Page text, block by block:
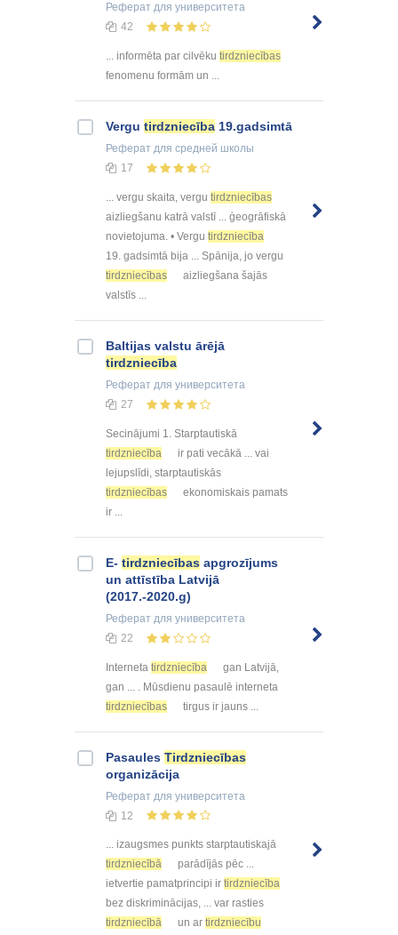
Реферат для университета
42
... informēta par cilvēku tirdzniecības
fenomenu formām un ...
Vergu tirdzniecība 19.gadsimtā
Реферат для средней школы
17
... vergu skaita, vergu tirdzniecības
aizliegšanu katrā valstī ... ģeogrāfiskā
novietojuma. • Vergu tirdzniecība
19. gadsimtā bija ... Spānija, jo vergu
tirdzniecības
aizliegšana šajās
valstīs ...
Baltijas valstu ārējā
tirdzniecība
Реферат для университета
27
Secinājumi 1. Starptautiskā
tirdzniecība
ir pati vecākā ... vai
lejupslīdi, starptautiskās
tirdzniecības
ekonomiskais pamats
ir ...
E- tirdzniecības apgrozījums
un attīstība Latvijā
(2017.-2020.g)
Реферат для университета
22
Interneta tirdzniecība
gan Latvijā,
gan ... . Mūsdienu pasaulē interneta
tirdzniecības
tirgus ir jauns ...
Pasaules Tirdzniecības
organizācija
Реферат для университета
12
... izaugsmes punkts starptautiskajā
tirdzniecībā
parādījās pēc ...
ietvertie pamatprincipi ir tirdzniecība
bez diskriminācijas, ... var rasties
tirdzniecībā
un ar tirdzniecību